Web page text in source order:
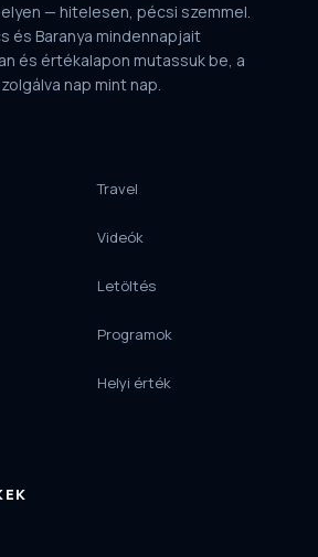
— hitelesen, pécsi szemmel.
és Baranya mindennapjait
és értékalapon mutassuk be, a
nap mint nap.
Travel
Videók
Letöltés
Programok
Helyi érték